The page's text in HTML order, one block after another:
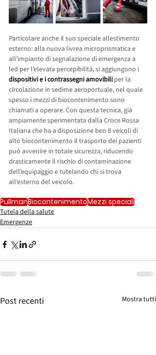
Particolare anche il suo speciale allestimento
esterno: alla nuova livrea microprismatica e
all’impianto di segnalazione di emergenza a
led per l’elevata percepibilità, si aggiungono i
dispositivi e i contrassegni amovibili per la
circolazione in sedime aeroportuale, nel quale
spesso i mezzi di biocontenimento sono
chiamati a operare. Con questa tecnica, già
ampiamente sperimentata dalla Croce Rossa
Italiana che ha a disposizione ben 8 veicoli di
alto biocontenimento il trasporto dei pazienti
può avvenire in totale sicurezza, riducendo
drasticamente il rischio di contaminazione
dell’equipaggio e tutelando chi si trova
all’esterno del veicolo.
PullmanBiocontenimentoMezzi speciali
Tutela della salute
Emergenze
Post recenti Mostra tutti